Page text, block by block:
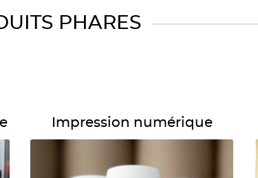
PHARES
Impression numérique
Détails Impression numérique